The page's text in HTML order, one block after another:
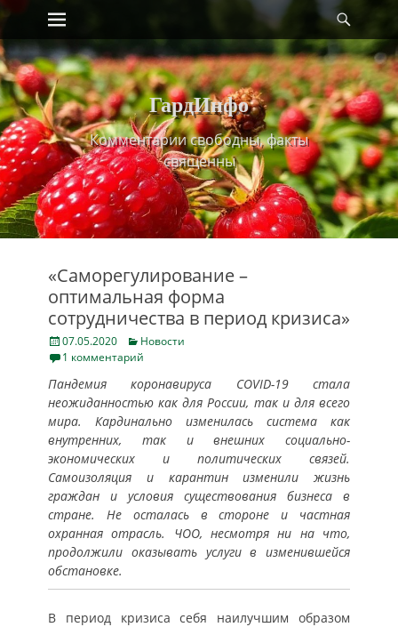
Skip
content
Primary Menu
ГардИнфо
Комментарии свободны, факты
священны
«Саморегулирование –
оптимальная форма
сотрудничества в период кризиса»
Posted
on
07.05.2020 Categories
Новости
1 комментарий
Пандемия коронавируса COVID-19 стала
неожиданностью как для России, так и для всего
мира. Кардинально изменилась система как
внутренних, так и внешних социально-
экономических и политических связей.
Самоизоляция и карантин изменили жизнь
граждан и условия существования бизнеса в
стране. Не осталась в стороне и частная
охранная отрасль. ЧОО, несмотря ни на что,
продолжили оказывать услуги в изменившейся
обстановке.
В период кризиса себя наилучшим образом